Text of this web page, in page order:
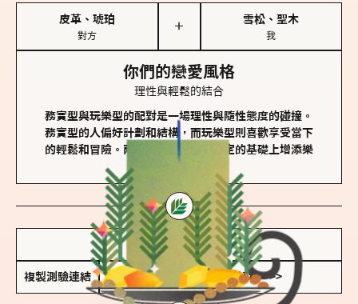
皮革、琥珀
對方
＋
雪松、聖木
我
你們的戀愛風格
理性與輕鬆的結合
務實型與玩樂型的配對是一場理性與隨性態度的碰撞。
務實型的人偏好計劃和結構，而玩樂型則喜歡享受當下
的輕鬆和冒險。兩者的關係能夠在穩定的基礎上增添樂
儲存我的結果圖
複製測驗連結 查看香氛類型全解析 >>>